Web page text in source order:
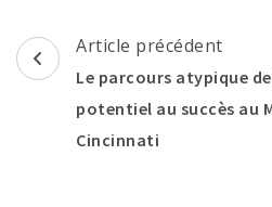
Navigation
d'article
Article précédent
Le parcours atypique
potentiel au succès au
Cincinnati